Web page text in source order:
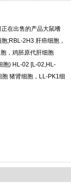
在出售的产品大鼠嗜
;RBL-2H3 肝癌细胞，
，鸡胚原代肝细胞
胞) HL-02 [L-02,HL-
猪肾细胞，LL-PK1细